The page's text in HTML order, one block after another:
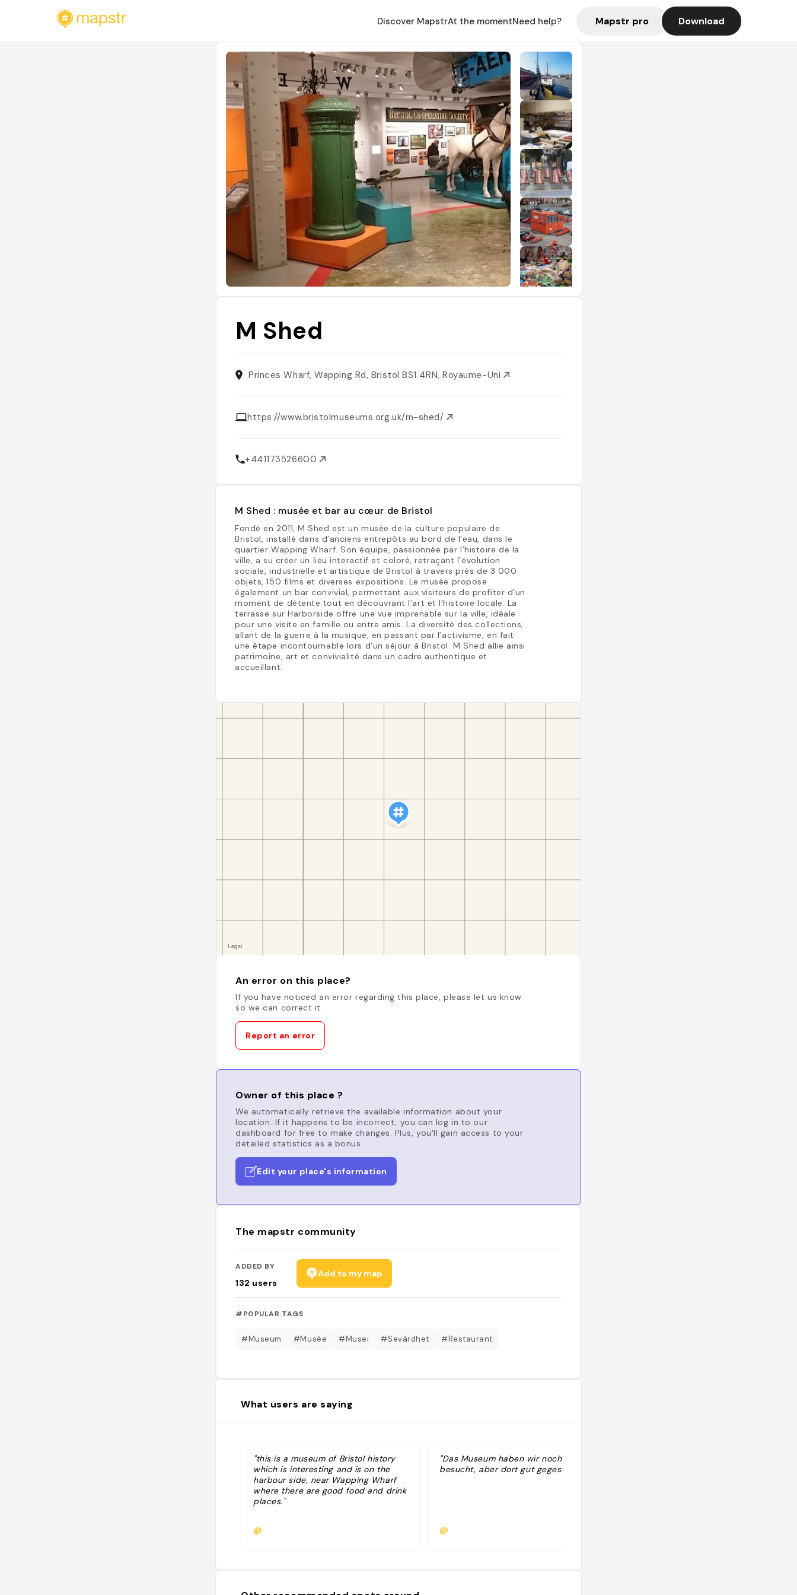
Discover MapstrAt the momentNeed help? Mapstr pro Download
M Shed
Princes Wharf, Wapping Rd, Bristol BS1 4RN, Royaume-Uni
https://www.bristolmuseums.org.uk/m-shed/
+441173526600
M Shed : musée et bar au cœur de Bristol
Fondé en 2011, M Shed est un musée de la culture populaire de
Bristol, installé dans d’anciens entrepôts au bord de l’eau, dans le
quartier Wapping Wharf. Son équipe, passionnée par l’histoire de la
ville, a su créer un lieu interactif et coloré, retraçant l’évolution
sociale, industrielle et artistique de Bristol à travers près de 3 000
objets, 150 films et diverses expositions. Le musée propose
également un bar convivial, permettant aux visiteurs de profiter d’un
moment de détente tout en découvrant l’art et l’histoire locale. La
terrasse sur Harborside offre une vue imprenable sur la ville, idéale
pour une visite en famille ou entre amis. La diversité des collections,
allant de la guerre à la musique, en passant par l’activisme, en fait
une étape incontournable lors d’un séjour à Bristol. M Shed allie ainsi
patrimoine, art et convivialité dans un cadre authentique et
accueillant.
An error on this place?
If you have noticed an error regarding this place, please let us know
so we can correct it.
Report an error
Owner of this place ?
We automatically retrieve the available information about your
location. If it happens to be incorrect, you can log in to our
dashboard for free to make changes. Plus, you'll gain access to your
detailed statistics as a bonus.
Edit your place's information
The mapstr community
ADDED BY
132 users
Add to my map
#POPULAR TAGS
#Museum #Musée #Musei #Sevärdhet #Restaurant
What users are saying
"this is a museum of Bristol history
which is interesting and is on the
harbour side, near Wapping Wharf
where there are good food and drink
places."
@
"Das Museum haben wir noch nicht
besucht, aber dort gut gegessen "
@